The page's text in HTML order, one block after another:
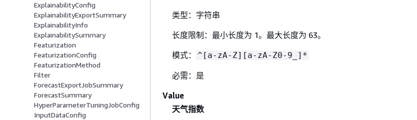
ExplainabilityConfig
ExplainabilityExportSummary
ExplainabilityInfo
ExplainabilitySummary
Featurization
FeaturizationConfig
FeaturizationMethod
Filter
ForecastExportJobSummary
ForecastSummary
HyperParameterTuningJobConfig
InputDataConfig
类型：字符串
长度限制：最小长度为 1。最大长度为 63。
模式：
^[a-zA-Z][a-zA-Z0-9_]*
必需：是
Value
天气指数